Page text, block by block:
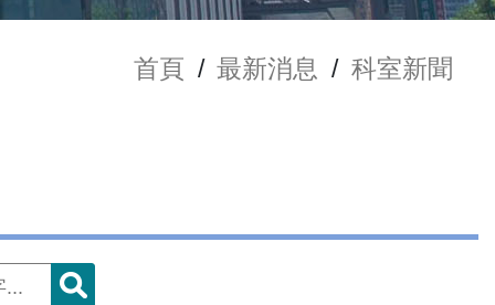
首頁 / 最新消息 / 科室新聞